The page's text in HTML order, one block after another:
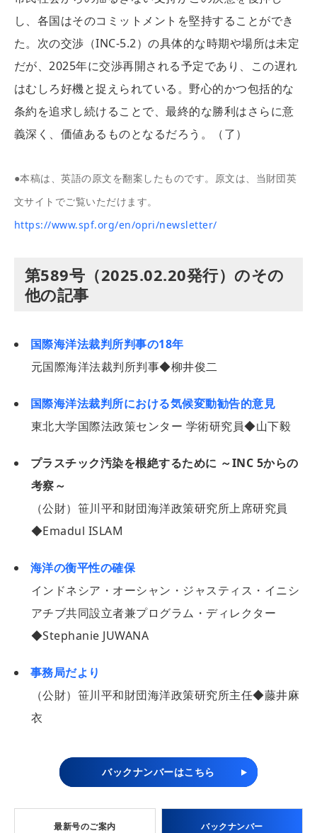
し、各国はそのコミットメントを堅持することができ
た。次の交渉（INC-5.2）の具体的な時期や場所は未定
だが、2025年に交渉再開される予定であり、この遅れ
はむしろ好機と捉えられている。野心的かつ包括的な
条約を追求し続けることで、最終的な勝利はさらに意
義深く、価値あるものとなるだろう。（了）
●本稿は、英語の原文を翻案したものです。原文は、当財団英
文サイトでご覧いただけます。
https://www.spf.org/en/opri/newsletter/
第589号（2025.02.20発行）のその
他の記事
国際海洋法裁判所判事の18年
元国際海洋法裁判所判事◆柳井俊二
国際海洋法裁判所における気候変動勧告的意見
東北大学国際法政策センター 学術研究員◆山下毅
プラスチック汚染を根絶するために ～INC 5からの
考察～
（公財）笹川平和財団海洋政策研究所上席研究員
◆Emadul ISLAM
海洋の衡平性の確保
インドネシア・オーシャン・ジャスティス・イニシ
アチブ共同設立者兼プログラム・ディレクター
◆Stephanie JUWANA
事務局だより
（公財）笹川平和財団海洋政策研究所主任◆藤井麻
衣
バックナンバーはこちら
最新号のご案内 バックナンバー